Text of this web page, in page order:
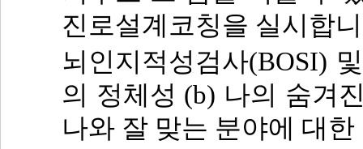
진로설계코칭을 실시합
뇌인지적성검사(BOSI)
의 정체성 (b) 나의 숨겨
나와 잘 맞는 분야에 대